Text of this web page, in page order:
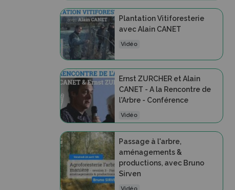
Plantation Vitiforesterie
avec Alain CANET
Vidéo
Ernst ZURCHER et Alain
CANET - A la Rencontre de
l'Arbre - Conférence
Vidéo
Passage à l'arbre,
aménagements &
productions, avec Bruno
Sirven